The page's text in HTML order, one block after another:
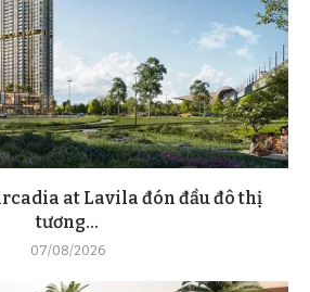
at Lavila đón đầu đô thị
tương...
07/08/2026